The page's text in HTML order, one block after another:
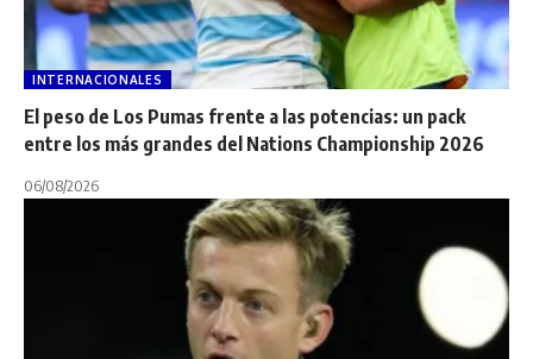
INTERNACIONALES
El peso de Los Pumas frente a las potencias: un pack
entre los más grandes del Nations Championship 2026
06/08/2026